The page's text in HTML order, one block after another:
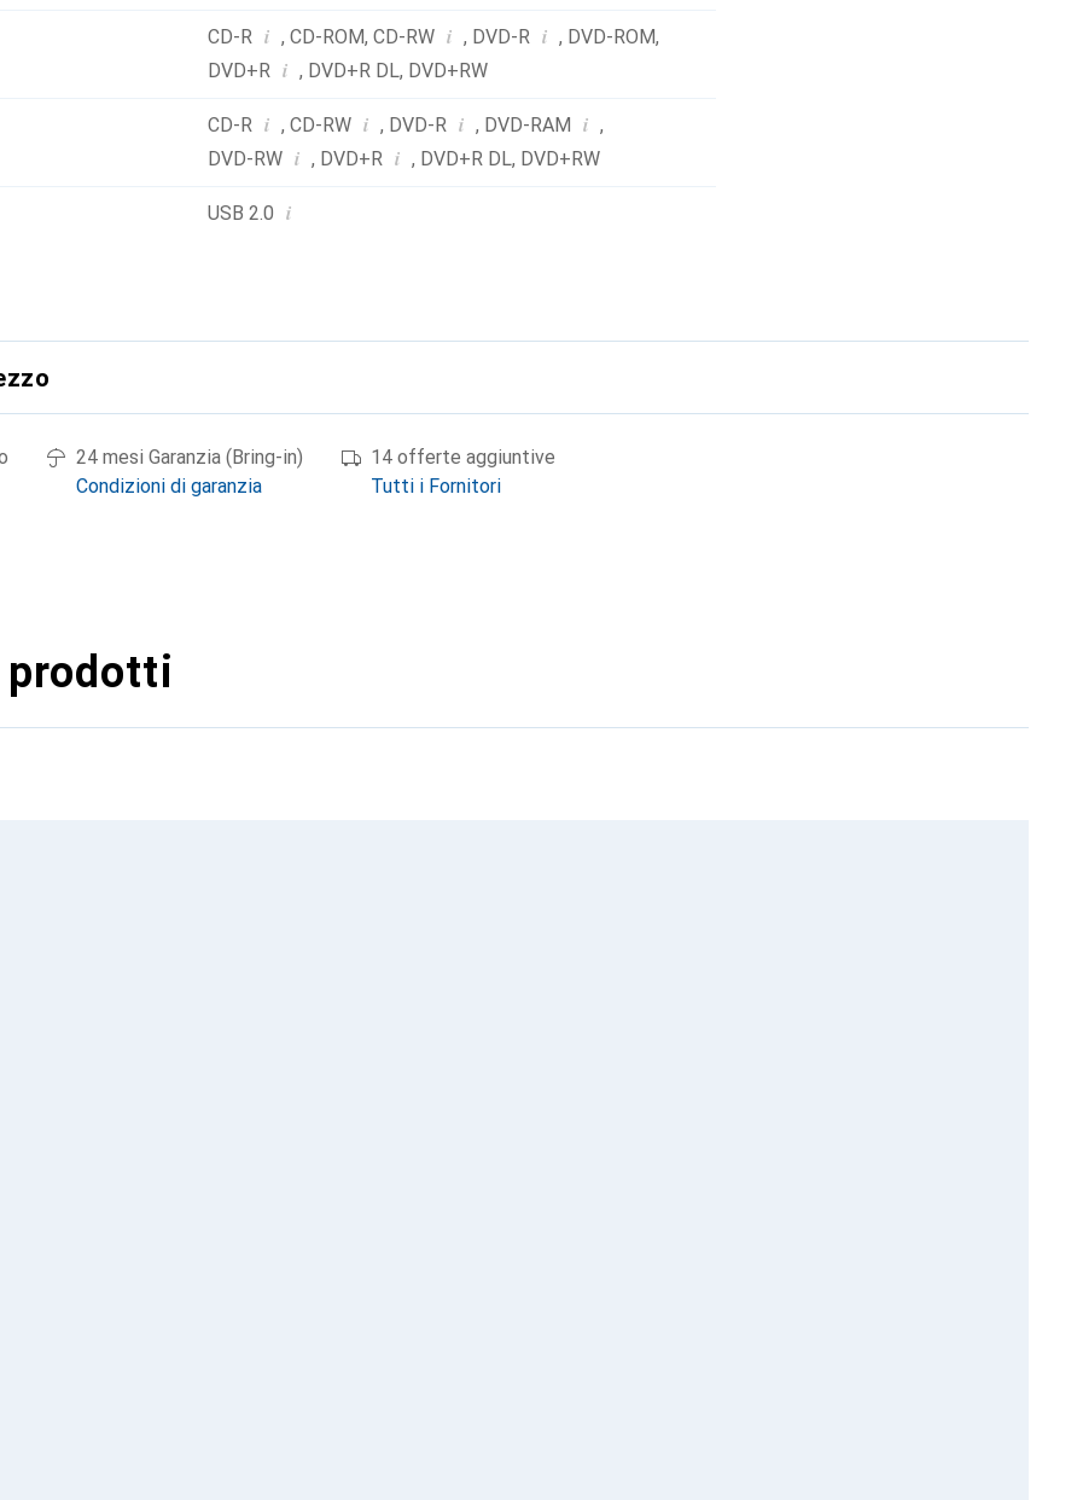
CD-R i , CD-ROM, CD-RW i , DVD-R i , DVD-ROM,
DVD+R i , DVD+R DL, DVD+RW
CD-R i , CD-RW i , DVD-R i , DVD-RAM i ,
DVD-RW i , DVD+R i , DVD+R DL, DVD+RW
USB 2.0 i
24 mesi Garanzia (Bring-in)
Condizioni di garanzia
14 offerte aggiuntive
Tutti i Fornitori